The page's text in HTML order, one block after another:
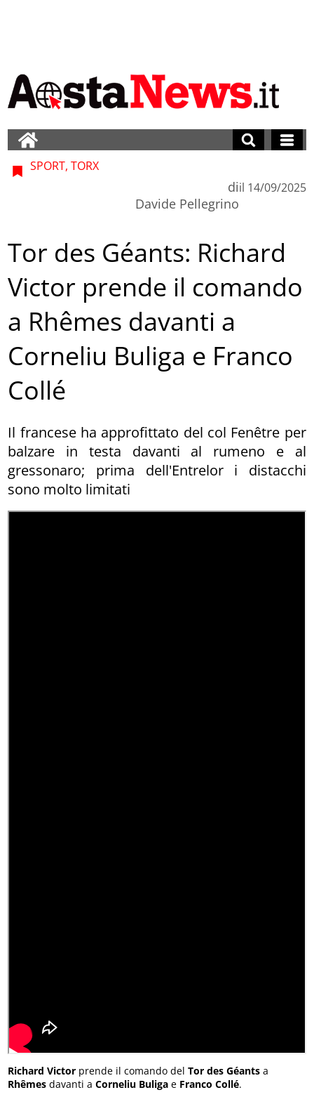
SPORT, TORX
di
Davide Pellegrino
il 14/09/2025
Tor des Géants: Richard
Victor prende il comando
a Rhêmes davanti a
Corneliu Buliga e Franco
Collé
Il francese ha approfittato del col Fenêtre per
balzare in testa davanti al rumeno e al
gressonaro; prima dell'Entrelor i distacchi
sono molto limitati
Richard Victor prende il comando delTor des Géants a
Rhêmes davanti aCorneliu Buliga e Franco Collé.